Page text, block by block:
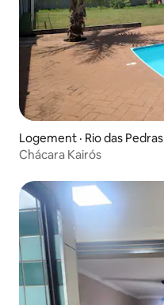
Logement · Rio das Pedras
Chácara Kairós